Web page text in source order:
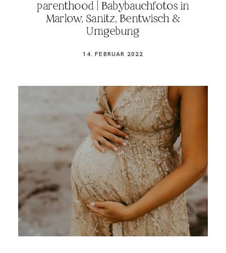
parenthood | Babybauchfotos in
Marlow, Sanitz, Bentwisch &
Umgebung
14. FEBRUAR 2022
BLOG
KONTAKT